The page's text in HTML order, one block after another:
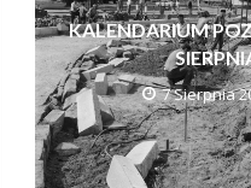
KALENDARIUM
7 Sierpnia